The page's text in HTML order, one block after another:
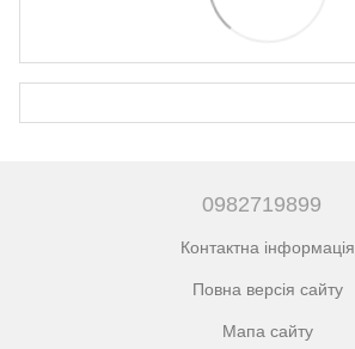
0982719899
Контактна інформація
Повна версія сайту
Мапа сайту